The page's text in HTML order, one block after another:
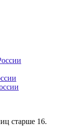
старше 16.